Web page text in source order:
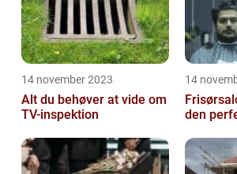
14 november 2023
Alt du behøver at vide om
TV-inspektion
14
den